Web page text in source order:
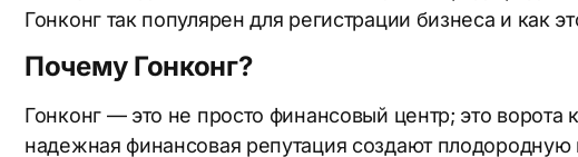
Гонконг так популярен для регистрации бизнеса и
Почему Гонконг?
Гонконг — это не просто финансовый центр; это
надежная финансовая репутация создают плодородную